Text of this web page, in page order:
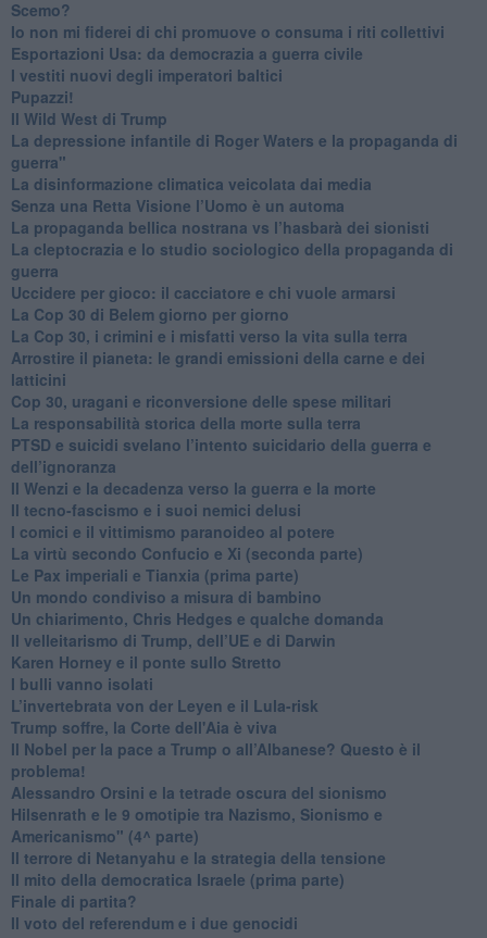
Scemo?
​Io non mi fiderei di chi promuove o consuma i riti collettivi
Esportazioni Usa: da democrazia a guerra civile
​I vestiti nuovi degli imperatori baltici
​Pupazzi!
​Il Wild West di Trump
​La depressione infantile di Roger Waters e la propaganda di
guerra"
​La disinformazione climatica veicolata dai media
Senza una Retta Visione l’Uomo è un automa
​La propaganda bellica nostrana vs l’hasbarà dei sionisti
​La cleptocrazia e lo studio sociologico della propaganda di
guerra
​Uccidere per gioco: il cacciatore e chi vuole armarsi
​La Cop 30 di Belem giorno per giorno
La Cop 30, i crimini e i misfatti verso la vita sulla terra
Arrostire il pianeta: le grandi emissioni della carne e dei
latticini
​Cop 30, uragani e riconversione delle spese militari
La responsabilità storica della morte sulla terra
PTSD e suicidi svelano l’intento suicidario della guerra e
dell’ignoranza
Il Wenzi e la decadenza verso la guerra e la morte
​Il tecno-fascismo e i suoi nemici delusi
​I comici e il vittimismo paranoideo al potere
​La virtù secondo Confucio e Xi (seconda parte)
Le Pax imperiali e Tianxia (prima parte)
Un mondo condiviso a misura di bambino
​Un chiarimento, Chris Hedges e qualche domanda
Il velleitarismo di Trump, dell’UE e di Darwin
​Karen Horney e il ponte sullo Stretto
​I bulli vanno isolati
L’invertebrata von der Leyen e il Lula-risk
Trump soffre, la Corte dell'Aia è viva
​Il Nobel per la pace a Trump o all’Albanese? Questo è il
problema!
​Alessandro Orsini e la tetrade oscura del sionismo
​Hilsenrath e le 9 omotipie tra Nazismo, Sionismo e
Americanismo" (4^ parte)
​Il terrore di Netanyahu e la strategia della tensione
Il mito della democratica Israele (prima parte)
​Finale di partita?
​Il voto del referendum e i due genocidi